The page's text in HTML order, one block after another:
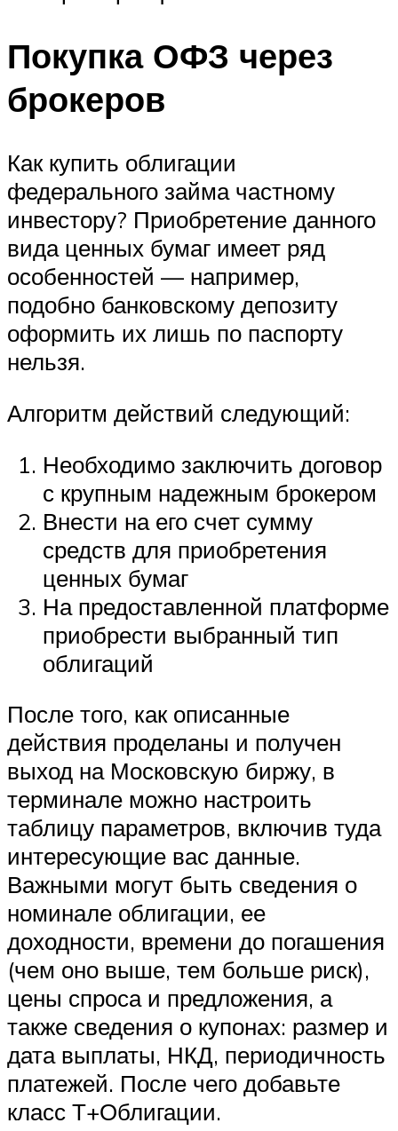
Покупка ОФЗ через
брокеров
Как купить облигации
федерального займа частному
инвестору? Приобретение данного
вида ценных бумаг имеет ряд
особенностей — например,
подобно банковскому депозиту
оформить их лишь по паспорту
нельзя.
Алгоритм действий следующий:
Необходимо заключить договор
с крупным надежным брокером
Внести на его счет сумму
средств для приобретения
ценных бумаг
На предоставленной платформе
приобрести выбранный тип
облигаций
После того, как описанные
действия проделаны и получен
выход на Московскую биржу, в
терминале можно настроить
таблицу параметров, включив туда
интересующие вас данные.
Важными могут быть сведения о
номинале облигации, ее
доходности, времени до погашения
(чем оно выше, тем больше риск),
цены спроса и предложения, а
также сведения о купонах: размер и
дата выплаты, НКД, периодичность
платежей. После чего добавьте
класс Т+Облигации.